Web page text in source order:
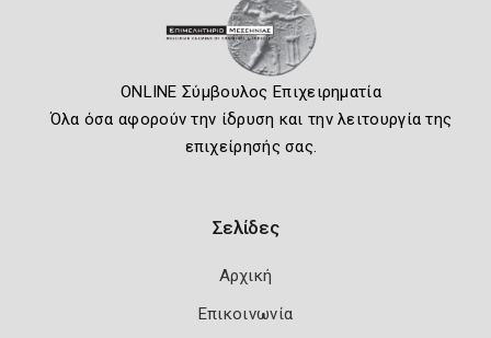
ONLINE Σύμβουλος Επιχειρηματία
Όλα όσα αφορούν την ίδρυση και την λειτουργία της
επιχείρησής σας.
Σελίδες
Αρχική
Επικοινωνία